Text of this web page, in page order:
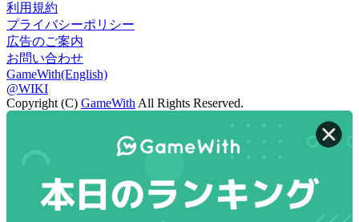
利用規約
プライバシーポリシー
広告のご案内
お問い合わせ
GameWith(English)
@WIKI
Copyright (C) GameWith All Rights Reserved.